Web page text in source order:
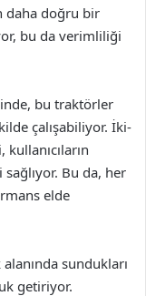
daha doğru bir
bu da verimliliği
bu traktörler
çalışabiliyor. İki-
Bu da, her
elde
sundukları
getiriyor.